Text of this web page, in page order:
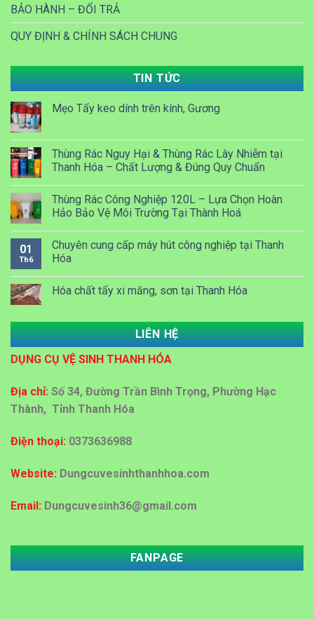
BẢO HÀNH – ĐỔI TRẢ
QUY ĐỊNH & CHÍNH SÁCH CHUNG
TIN TỨC
Mẹo Tẩy keo dính trên kính, Gương
Thùng Rác Nguy Hại & Thùng Rác Lây Nhiễm tại
Thanh Hóa – Chất Lượng & Đúng Quy Chuẩn
Thùng Rác Công Nghiệp 120L – Lựa Chọn Hoàn
Hảo Bảo Vệ Môi Trường Tại Thành Hoá
01
Th6
Chuyên cung cấp máy hút công nghiệp tại Thanh
Hóa
Hóa chất tẩy xi măng, sơn tại Thanh Hóa
Dung dịch Lau kính công nghiệp tại Thanh Hóa
Mua bán thùng rác ở Thanh Hoá
Đại lý mua bán thùng rác nhựa 60 lít ,120 lít tại
LIÊN HỆ
DỤNG CỤ VỆ SINH THANH HÓA
Địa chỉ: Số 34, Đường Trần Bình Trọng, Phường Hạc
Thành, Tỉnh Thanh Hóa
Điện thoại: 0373636988
Website: Dungcuvesinhthanhhoa.com
Email: Dungcuvesinh36@gmail.com
FANPAGE